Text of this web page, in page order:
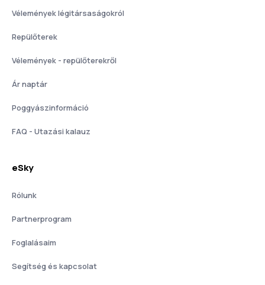
Vélemények légitársaságokról
Repülőterek
Vélemények - repülőterekről
Ár naptár
Poggyászinformáció
FAQ - Utazási kalauz
eSky
Rólunk
Partnerprogram
Foglalásaim
Segítség és kapcsolat